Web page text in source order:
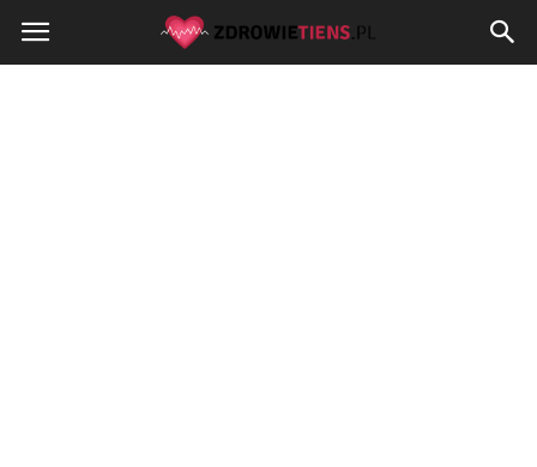
Zdrowietiens.pl